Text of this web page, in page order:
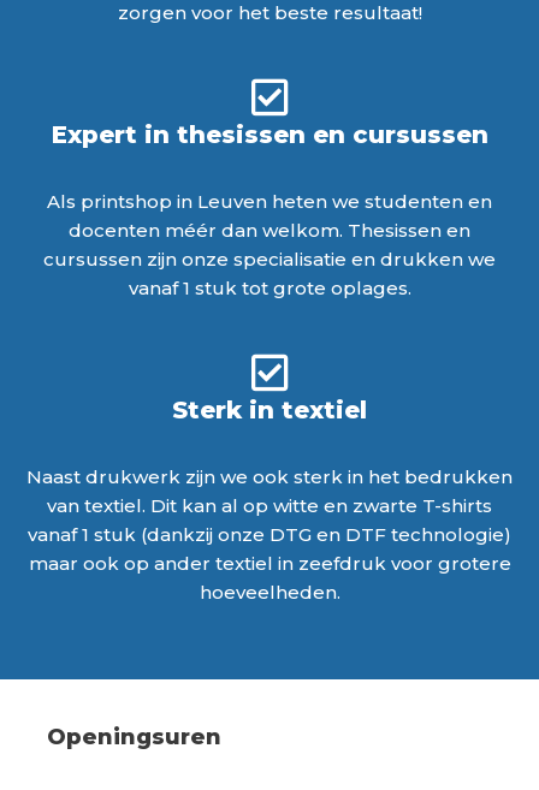
zorgen voor het beste resultaat!
Expert in thesissen en cursussen
Als printshop in Leuven heten we studenten en
docenten méér dan welkom. Thesissen en
cursussen zijn onze specialisatie en drukken we
vanaf 1 stuk tot grote oplages.
Sterk in textiel
Naast drukwerk zijn we ook sterk in het bedrukken
van textiel. Dit kan al op witte en zwarte T-shirts
vanaf 1 stuk (dankzij onze DTG en DTF technologie)
maar ook op ander textiel in zeefdruk voor grotere
hoeveelheden.
Openingsuren